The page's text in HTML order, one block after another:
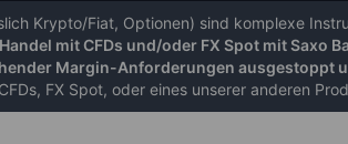
Krypto/Fiat, Optionen) sind komplexe
mit CFDs und/oder FX Spot mit Saxo
Margin-Anforderungen ausgestoppt
FX Spot, oder eines unserer anderen